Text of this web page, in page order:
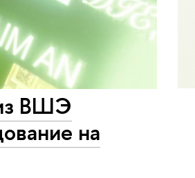
ВШЭ
на